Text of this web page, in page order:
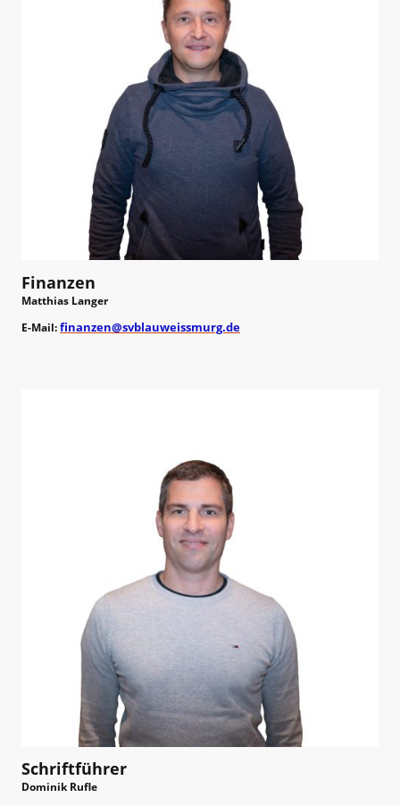
Finanzen
Matthias Langer
E-Mail:finanzen@svblauweissmurg.de
Schriftführer
Dominik Rufle